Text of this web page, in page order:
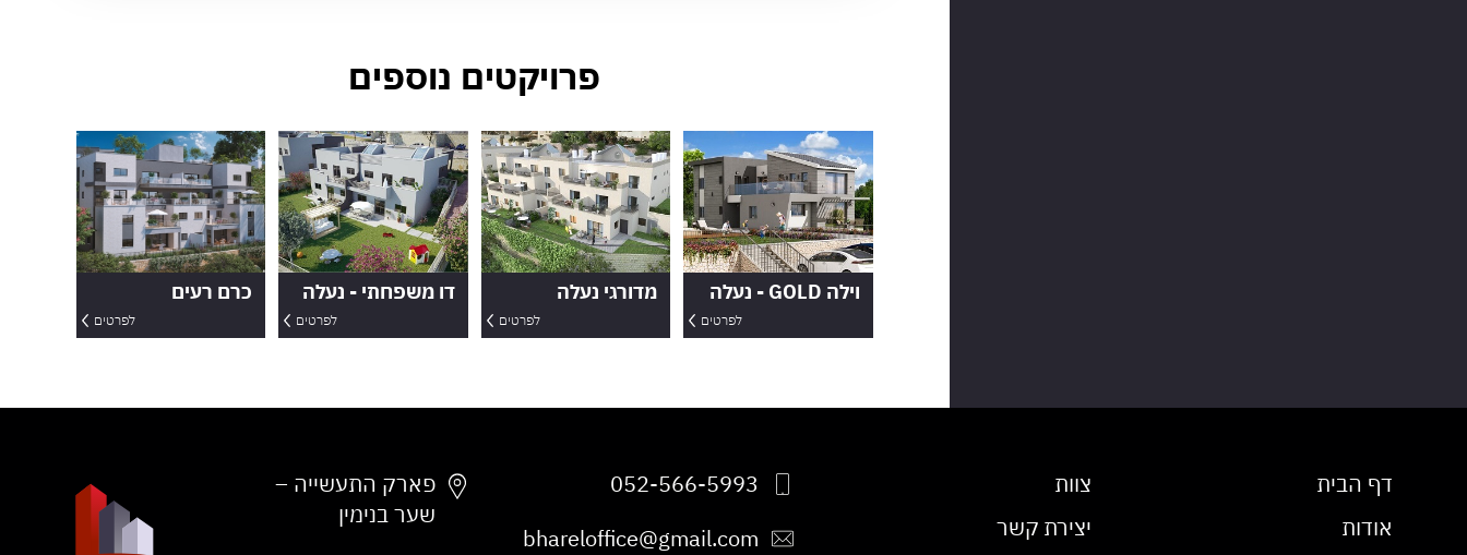
פרויקטים נוספים
וילה GOLD - נעלה
לפרטים
מדורגי נעלה
לפרטים
דו משפחתי - נעלה
לפרטים
כרם רעים
לפרטים
דף הבית
אודות
צוות
יצירת קשר
052-566-5993
bhareloffice@gmail.com
פארק התעשייה –
שער בנימין